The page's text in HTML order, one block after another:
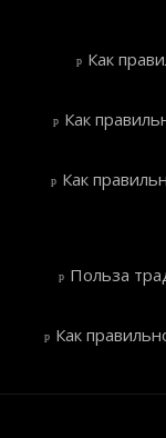
Как
Как
Как
Польза
Как